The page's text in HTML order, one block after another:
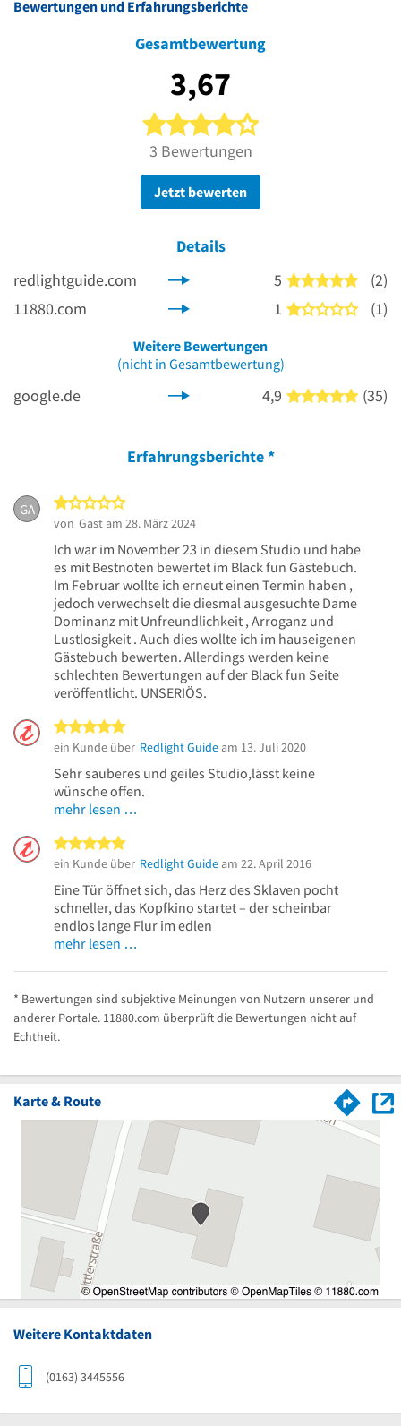
Bewertungen und Erfahrungsberichte
Gesamtbewertung
3,67
4 von 5 Sternen
3 Bewertungen
Jetzt bewerten
Details
redlightguide.com
5 5 von
(2)
11880.com
1 1 von
(1)
Weitere Bewertungen
(nicht in Gesamtbewertung)
google.de 4,9 5 von
(35)
Erfahrungsberichte*
GA
von Gast am 28. März 2024
Ich war im November 23 in diesem Studio und habe
es mit Bestnoten bewertet im Black fun Gästebuch.
Im Februar wollte ich erneut einen Termin haben ,
jedoch verwechselt die diesmal ausgesuchte Dame
Dominanz mit Unfreundlichkeit , Arroganz und
Lustlosigkeit . Auch dies wollte ich im hauseigenen
Gästebuch bewerten. Allerdings werden keine
schlechten Bewertungen auf der Black fun Seite
veröffentlicht. UNSERIÖS.
ein Kunde über Redlight Guide am 13. Juli 2020
Sehr sauberes und geiles Studio,lässt keine
wünsche offen.
mehr lesen …
ein Kunde über Redlight Guide am 22. April 2016
Eine Tür öffnet sich, das Herz des Sklaven pocht
schneller, das Kopfkino startet – der scheinbar
endlos lange Flur im edlen
mehr lesen …
* Bewertungen sind subjektive Meinungen von Nutzern unserer und
anderer Portale. 11880.com überprüft die Bewertungen nicht auf
Echtheit.
Karte & Route
Weitere Kontaktdaten
(0163) 3445556